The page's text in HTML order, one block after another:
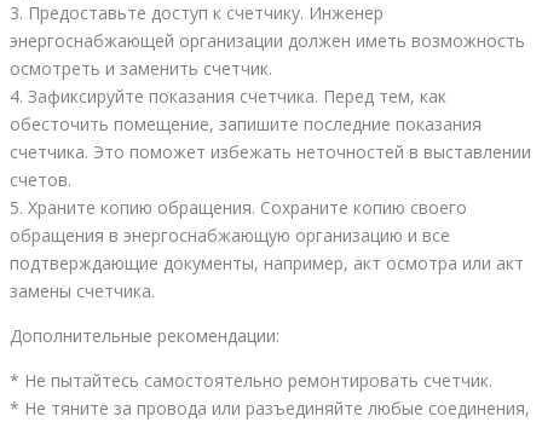
3. Предоставьте доступ к счетчику. Инженер
энергоснабжающей организации должен иметь возможность
осмотреть и заменить счетчик.
4. Зафиксируйте показания счетчика. Перед тем, как
обесточить помещение, запишите последние показания
счетчика. Это поможет избежать неточностей в выставлении
счетов.
5. Храните копию обращения. Сохраните копию своего
обращения в энергоснабжающую организацию и все
подтверждающие документы, например, акт осмотра или акт
замены счетчика.
Дополнительные рекомендации:
* Не пытайтесь самостоятельно ремонтировать счетчик.
* Не тяните за провода или разъединяйте любые соединения,